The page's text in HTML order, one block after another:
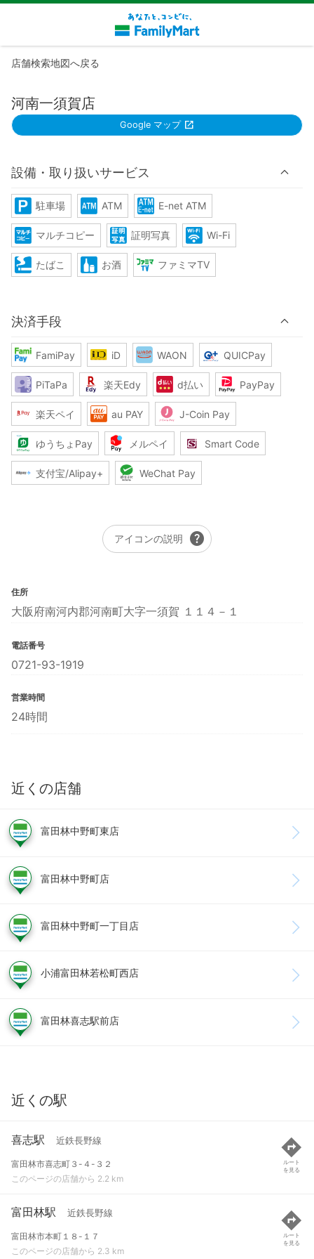
店舗検索地図へ戻る
河南一須賀店
Google マップ
設備・取り扱いサービス
駐車場 ATM E-net ATM
マルチコピー 証明写真 Wi-Fi
たばこ お酒 ファミマTV
決済手段
FamiPay iD WAON QUICPay
PiTaPa 楽天Edy d払い PayPay
楽天ペイ au PAY J-Coin Pay
ゆうちょPay メルペイ Smart Code
支付宝/Alipay+ WeChat Pay
アイコンの説明 help
住所
大阪府南河内郡河南町大字一須賀 １１４－１
電話番号
0721-93-1919
営業時間
24時間
近くの店舗
富田林中野町東店
富田林中野町店
富田林中野町一丁目店
小浦富田林若松町西店
富田林喜志駅前店
近くの駅
喜志駅 近鉄長野線
富田林市喜志町３-４-３２
このページの店舗から 2.2 km
ルート
を見る
富田林駅 近鉄長野線
富田林市本町１８-１７
このページの店舗から 2.3 km
ルート
を見る